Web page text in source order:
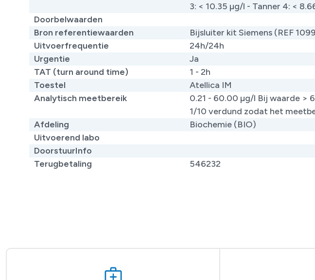
3: < 10.35 µg/l - Tanner 4: <
Doorbelwaarden
Bron referentiewaarden
Bijsluiter kit Siemens (REF
Uitvoerfrequentie
24h/24h
Urgentie
Ja
TAT (turn around time)
1 - 2h
Toestel
Atellica IM
Analytisch meetbereik
0.21 - 60.00 µg/l Bij waarde >
1/10 verdund zodat het
Afdeling
Biochemie (BIO)
Uitvoerend labo
DoorstuurInfo
Terugbetaling
546232